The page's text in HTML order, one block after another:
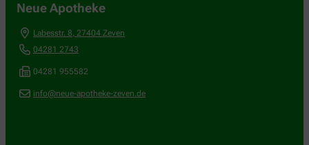
Neue Apotheke
Labesstr. 8, 27404 Zeven
04281 2743
04281 955582
info@neue-apotheke-zeven.de